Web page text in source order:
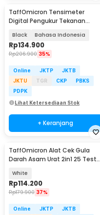
TaffOmicron Tensimeter
Digital Pengukur Tekanan
Black Bahasa Indonesia
Rp134.900
Rp206.900 35%
Online JKTP
JKTB
JKTU
TGR CKP
PBKS
PDPK
Lihat Ketersediaan Stok
+ Keranjang
TaffOmicron Alat Cek Gula
Darah Asam Urat 2in1 25 Test
White
Rp114.200
Rp179.900 37%
Online JKTP
JKTB